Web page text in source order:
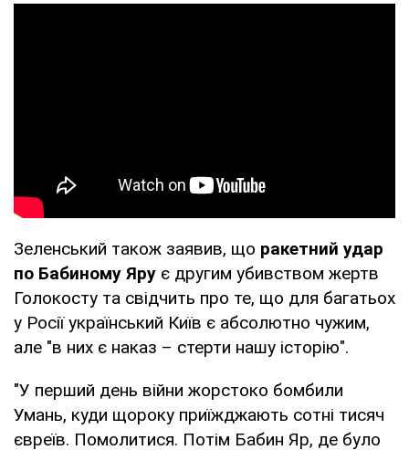
Зеленський також заявив, що ракетний удар
по Бабиному Яру є другим убивством жертв
Голокосту та свідчить про те, що для багатьох
у Росії український Київ є абсолютно чужим,
але "в них є наказ – стерти нашу історію".
"У перший день війни жорстоко бомбили
Умань, куди щороку приїжджають сотні тисяч
євреїв. Помолитися. Потім Бабин Яр, де було